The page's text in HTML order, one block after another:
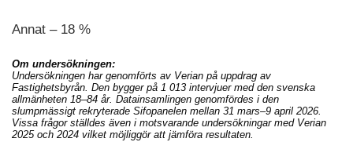
Annat – 18 %
Om undersökningen:
Undersökningen har genomförts av Verian på uppdrag av
Fastighetsbyrån. Den bygger på 1 013 intervjuer med den svenska
allmänheten 18–84 år. Datainsamlingen genomfördes i den
slumpmässigt rekryterade Sifopanelen mellan 31 mars–9 april 2026.
Vissa frågor ställdes även i motsvarande undersökningar med Verian
2025 och 2024 vilket möjliggör att jämföra resultaten.